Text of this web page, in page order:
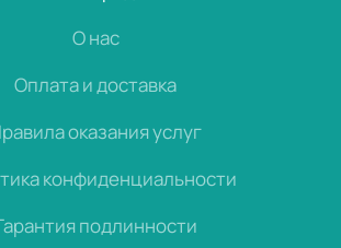
О нас
Оплата и доставка
оказания услуг
конфиденциальности
подлинности